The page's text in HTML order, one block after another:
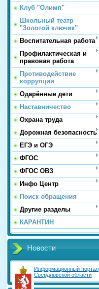
Клуб "Олимп"
Школьный театр
"Золотой ключик"
Воспитательная работа
Профилактическая и
правовая работа
Противодействие
коррупции
Одарённые дети
Наставничество
Охрана труда
Дорожная безопасность
ЕГЭ и ОГЭ
ФГОС
ФГОС ОВЗ
Инфо Центр
Поиск обращения
Другие разделы
КАРАНТИН
Новости
Информационный портал
Свердловской области